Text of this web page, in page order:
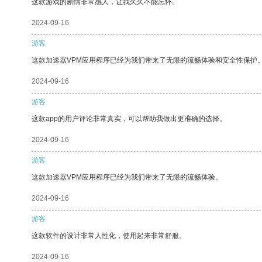
这款游戏的剧情非常感人，让我久久不能忘怀。
2024-09-16
游客
这款加速器VPM应用程序已经为我们带来了无限的流畅体验和安全性保护
2024-09-16
游客
这款app的用户评论非常真实，可以帮助我做出更准确的选择。
2024-09-16
游客
这款加速器VPM应用程序已经为我们带来了无限的流畅体验。
2024-09-16
游客
这款软件的设计非常人性化，使用起来非常舒服。
2024-09-16